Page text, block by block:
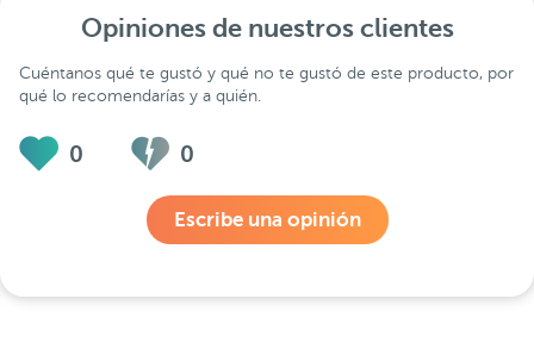
Opiniones de nuestros clientes
Cuéntanos qué te gustó y qué no te gustó de este producto, por
qué lo recomendarías y a quién.
0 0
Escribe una opinión